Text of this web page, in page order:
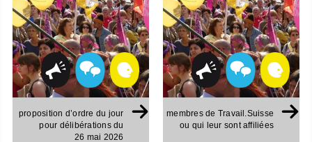
proposition d’ordre du jour
pour délibérations du
26 mai 2026
membres de Travail.Suisse
ou qui leur sont affiliées